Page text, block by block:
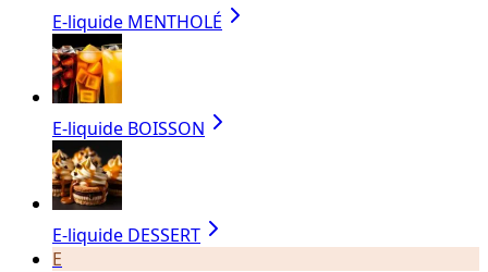
E-liquide MENTHOLÉ
E-liquide BOISSON
E-liquide DESSERT
E